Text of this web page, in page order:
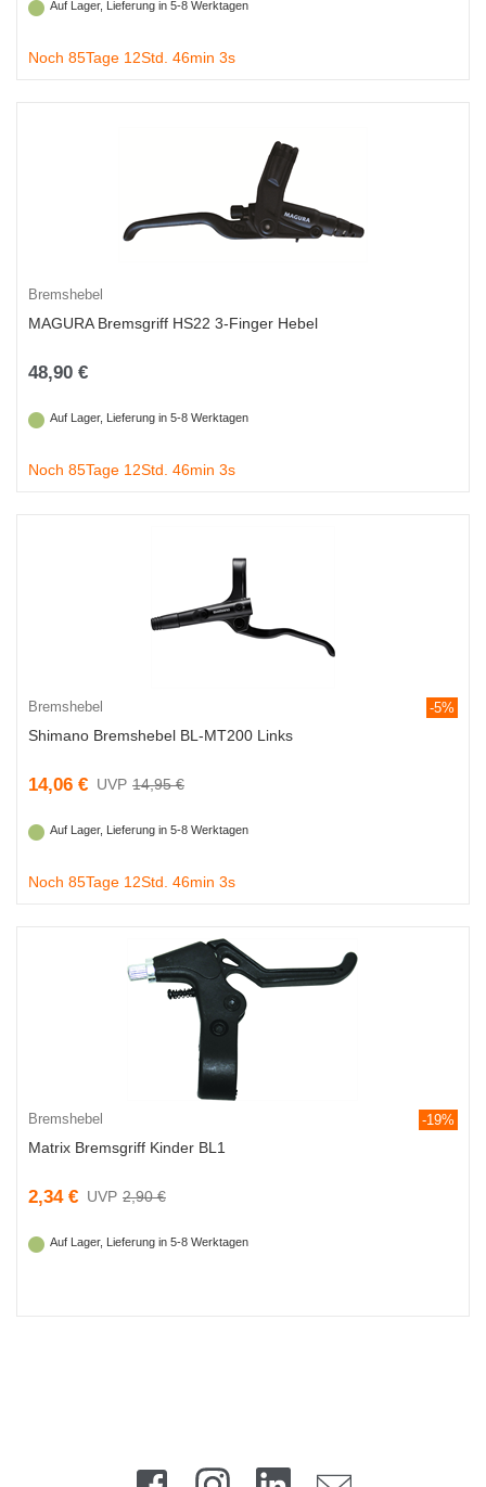
Auf Lager, Lieferung in 5-8 Werktagen
Noch 85Tage 12Std. 46min 2s
Bremshebel
MAGURA Bremsgriff HS22 3-Finger Hebel
48,90 €
Auf Lager, Lieferung in 5-8 Werktagen
Noch 85Tage 12Std. 46min 2s
Bremshebel -5%
Shimano Bremshebel BL-MT200 Links
14,06 € 14,95 €
Auf Lager, Lieferung in 5-8 Werktagen
Noch 85Tage 12Std. 46min 2s
Bremshebel -19%
Matrix Bremsgriff Kinder BL1
2,34 € 2,90 €
Auf Lager, Lieferung in 5-8 Werktagen